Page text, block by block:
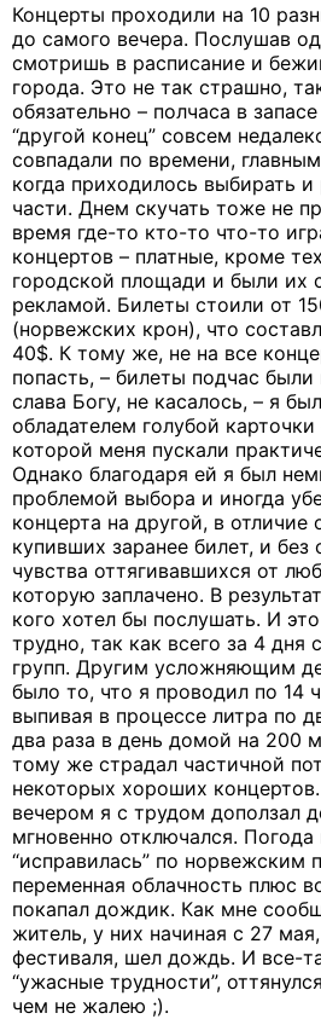
Концерты проходили на 10
до самого вечера. Послушав
смотришь в расписание и
города. Это не так страшно,
обязательно – полчаса в
“другой конец” совсем
совпадали по времени,
когда приходилось выбирать и
части. Днем скучать тоже не
время где-то кто-то что-то
концертов – платные, кроме
городской площади и были их
рекламой. Билеты стоили от
(норвежских крон), что
40$. К тому же, не на все
попасть, – билеты подчас
слава Богу, не касалось, – я
обладателем голубой
которой меня пускали
Однако благодаря ей я был
проблемой выбора и иногда
концерта на другой, в отличие
купивших заранее билет, и без
чувства оттягивавшихся от
которую заплачено. В
кого хотел бы послушать. И
трудно, так как всего за 4 дня
групп. Другим усложняющим
было то, что я проводил по 14
выпивая в процессе литра по
два раза в день домой на 200
тому же страдал частичной
некоторых хороших концертов.
вечером я с трудом доползал
мгновенно отключался.
“исправилась” по норвежским
переменная облачность плюс
покапал дождик. Как мне
житель, у них начиная с 27
фестиваля, шел дождь. И все-
“ужасные трудности”,
чем не жалею ;).